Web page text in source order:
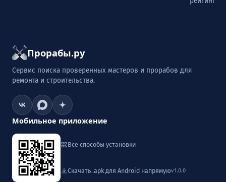
Прорабы.ру
Сервис поиска проверенных мастеров и прорабов для
ремонта и строительства.
Мобильное приложение
Все способы установки
Скачать .apk для Android напрямуюv1.0.0